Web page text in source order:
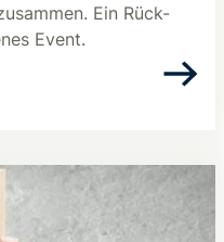
Ein Rück-
Event.